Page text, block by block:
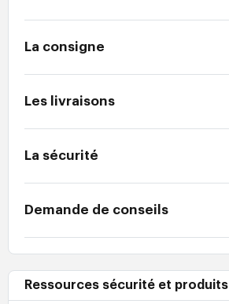
La consigne
Les livraisons
La sécurité
Demande de conseils
Ressources sécurité et produits